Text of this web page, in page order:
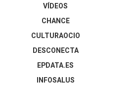
VÍDEOS
CHANCE
CULTURAOCIO
DESCONECTA
EPDATA.ES
INFOSALUS